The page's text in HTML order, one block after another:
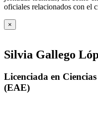
oficiales relacionados con el
×
Silvia Gallego
Licenciada en
(EAE)